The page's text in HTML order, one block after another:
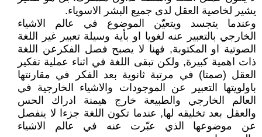
يشير لخاصية العقل لدى جميع البشر الاسوياء.
وعندما يتجسد ويتعيّن الموضوع في عالم الاشياء
الخارجي بالتعبير عنه لغويا او بأية وسيلة تعبير غير اللغة
الصوتية او المكتوبة, فهنا لا يصبح فصل الفكرعن اللغة
ذات اهمية كبيرة, ولكن تبقى اللغة في اثناء عملية تفكير
العقل (صمتا) في مرتبة ثانوية بعد الفكر في مقارنتها
باولويتها التعبير عن الموجودات والاشياء الخارجية في
العالم الخارجي والطبيعة خارج هيمنة ادراك الحس
والعقل بعد تخليقه لها, عندما تكون اللغة جزءا لا ينفصل
عن موضوعها الذي عبّرت عنه في عالم الاشياء